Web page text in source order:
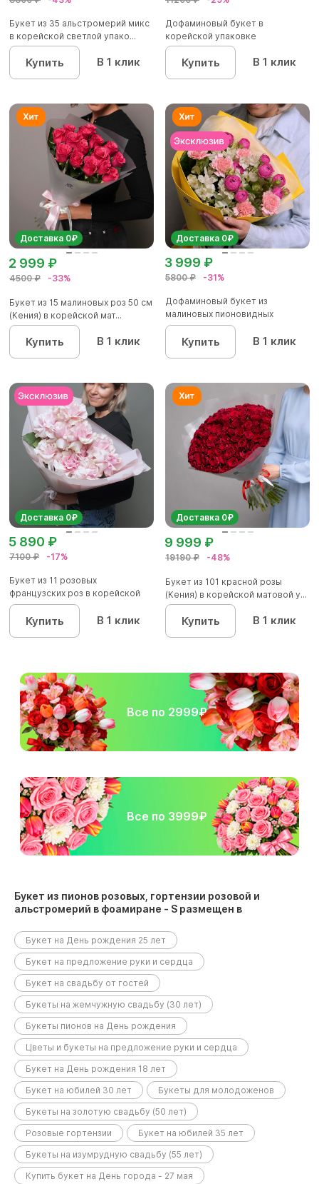
Букет из 35 альстромерий микс
в корейской светлой упако...
Купить В 1 клик
Дофаминовый букет в
корейской упаковке
Купить В 1 клик
Доставка 0₽
4500 ₽ -33%
2 999 ₽
Букет из 15 малиновых роз 50 см
(Кения) в корейской мат...
Купить В 1 клик
Доставка 0₽
5800 ₽ -31%
3 999 ₽
Дофаминовый букет из
малиновых пионовидных
кустовых роз...
Купить В 1 клик
Доставка 0₽
7100 ₽ -17%
5 890 ₽
Букет из 11 розовых
французских роз в корейской
упаковк...
Купить В 1 клик
Доставка 0₽
19190 ₽ -48%
9 999 ₽
Букет из 101 красной розы
(Кения) в корейской матовой у...
Купить В 1 клик
Все по 2999₽
Все по 3999₽
Букет из пионов розовых, гортензии розовой и
альстромерий в фоамиране - S размещен в
Букет на День рождения 25 лет
Букет на предложение руки и сердца
Букет на свадьбу от гостей
Букеты на жемчужную свадьбу (30 лет)
Букеты пионов на День рождения
Цветы и букеты на предложение руки и сердца
Букет на День рождения 18 лет
Букет на юбилей 30 лет
Букеты для молодоженов
Букеты на золотую свадьбу (50 лет)
Розовые гортензии
Букет на юбилей 35 лет
Букеты на изумрудную свадьбу (55 лет)
Купить букет на День города - 27 мая